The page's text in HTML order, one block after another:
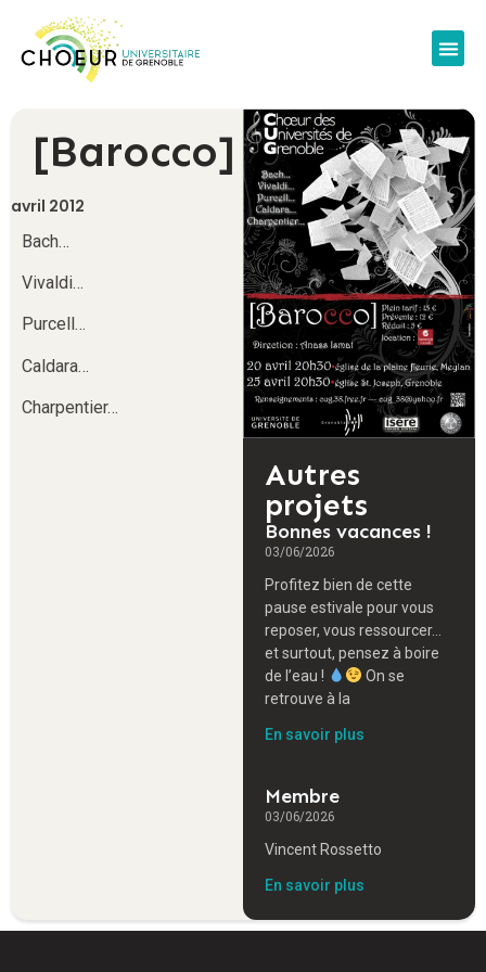
[Barocco]
avril 2012
Bach…
Vivaldi…
Purcell…
Caldara…
Charpentier…
Autres
projets
Bonnes vacances !
03/06/2026
Profitez bien de cette
pause estivale pour vous
reposer, vous ressourcer…
et surtout, pensez à boire
de l’eau !
On se
retrouve à la
En savoir plus
Membre
03/06/2026
Vincent Rossetto
En savoir plus